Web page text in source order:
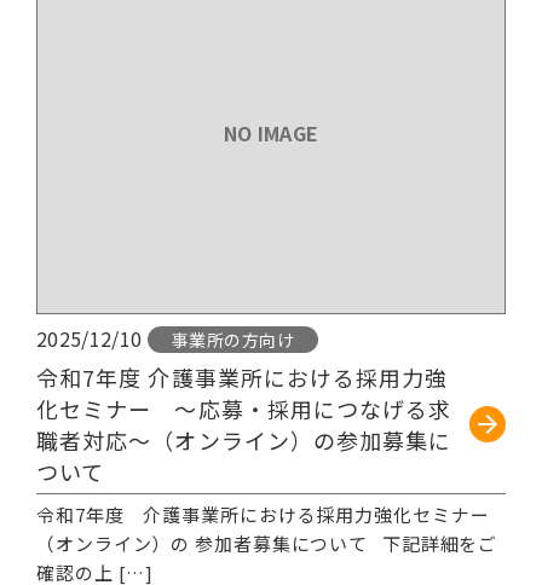
2025/12/10 事業所の方向け
令和7年度 介護事業所における採用力強
化セミナー ～応募・採用につなげる求
職者対応～（オンライン）の参加募集に
ついて
NO IMAGE
令和7年度 介護事業所における採用力強化セミナー
（オンライン）の 参加者募集について 下記詳細をご
確認の上 […]